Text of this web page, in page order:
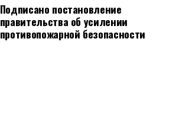
Подписано постановление
правительства об усилении
противопожарной безопасности